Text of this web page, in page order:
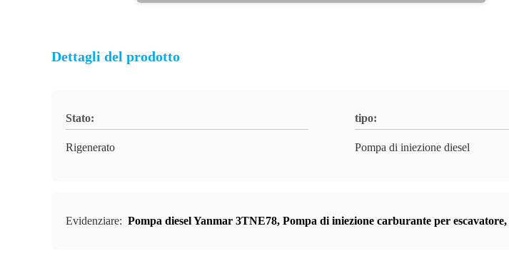
Dettagli del prodotto
Stato:
Rigenerato
tipo:
Pompa di iniezione diesel
Evidenziare: Pompa diesel Yanmar 3TNE78, Pompa di iniezione carburante per escavatore,